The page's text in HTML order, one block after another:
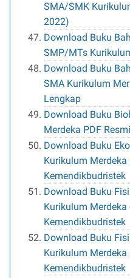
SMA/SMK
2022)
Download Buku
SMP/MTs
Download Buku
SMA Kurikulum
Lengkap
Download Buku
Merdeka PDF
Download Buku
Kurikulum Merdeka
Kemendikbudristek
Download Buku
Kurikulum Merdeka
Kemendikbudristek
Download Buku
Kurikulum
Kemendikbudristek